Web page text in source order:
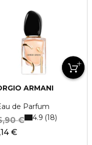
ARMANI
de Parfum
€
€ 4.9 18